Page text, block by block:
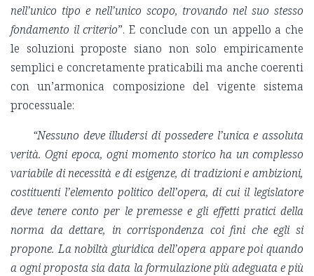
nell’unico tipo e nell’unico scopo, trovando nel suo stesso
fondamento il criterio”. E conclude con un appello a che
le soluzioni proposte siano non solo empiricamente
semplici e concretamente praticabili ma anche coerenti
con un’armonica composizione del vigente sistema
processuale:
“Nessuno deve illudersi di possedere l’unica e assoluta
verità. Ogni epoca, ogni momento storico ha un complesso
variabile di necessità e di esigenze, di tradizioni e ambizioni,
costituenti l’elemento politico dell’opera, di cui il legislatore
deve tenere conto per le premesse e gli effetti pratici della
norma da dettare, in corrispondenza coi fini che egli si
propone. La nobiltà giuridica dell’opera appare poi quando
a ogni proposta sia data la formulazione più adeguata e più